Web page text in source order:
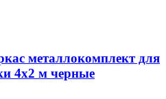
металлокомплект для
4х2 м черные